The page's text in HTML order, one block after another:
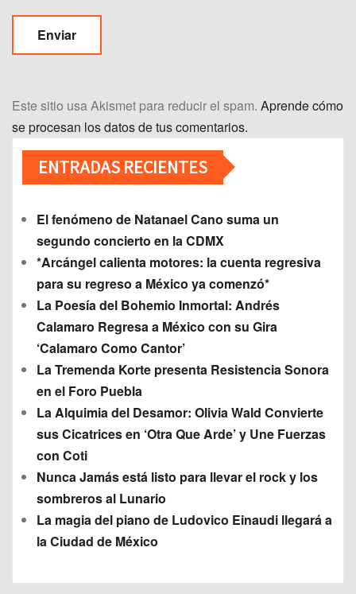
Este sitio usa Akismet para reducir el spam. Aprende cómo
se procesan los datos de tus comentarios.
ENTRADAS RECIENTES
El fenómeno de Natanael Cano suma un
segundo concierto en la CDMX
*Arcángel calienta motores: la cuenta regresiva
para su regreso a México ya comenzó*
La Poesía del Bohemio Inmortal: Andrés
Calamaro Regresa a México con su Gira
‘Calamaro Como Cantor’
La Tremenda Korte presenta Resistencia Sonora
en el Foro Puebla
La Alquimia del Desamor: Olivia Wald Convierte
sus Cicatrices en ‘Otra Que Arde’ y Une Fuerzas
con Coti
Nunca Jamás está listo para llevar el rock y los
sombreros al Lunario
La magia del piano de Ludovico Einaudi llegará a
la Ciudad de México